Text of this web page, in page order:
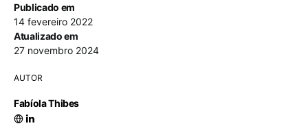
Publicado em
14 fevereiro 2022
Atualizado em
27 novembro 2024
AUTOR
Fabíola Thibes